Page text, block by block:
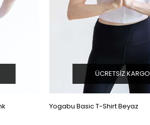
Yogabu Basic T-Shirt Beyaz
ÜCRETSIZ KARGO